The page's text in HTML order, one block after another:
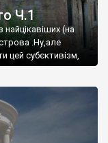
Ч.1
(на
.Ну,але
цей субєктивізм,